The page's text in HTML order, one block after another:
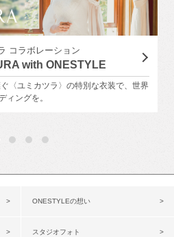
コラボレーション
with ONESTYLE
〈ユミカツラ〉の特別な衣装で、世界
ィングを。
ONESTYLEの想い
スタジオフォト